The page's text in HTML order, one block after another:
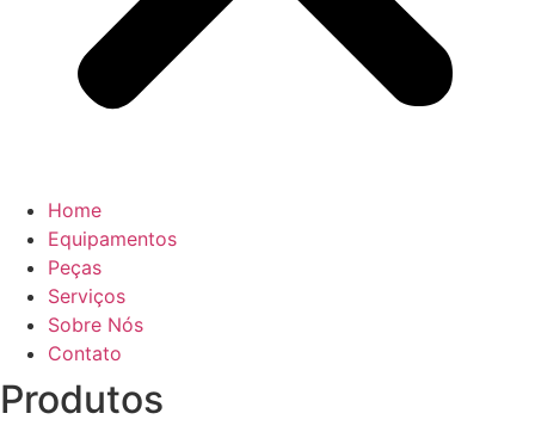
Home
Equipamentos
Peças
Serviços
Sobre Nós
Contato
Produtos